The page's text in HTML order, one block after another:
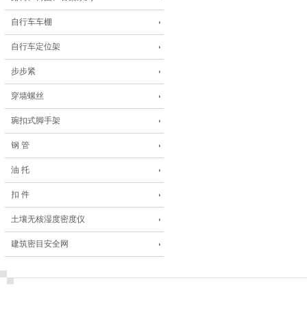
自行车车棚
自行车定位架
步步紧
穿墙螺丝
琬扣式脚手架
钢 管
油 托
扣 件
土壤无核湿度密度仪
建筑密目安全网